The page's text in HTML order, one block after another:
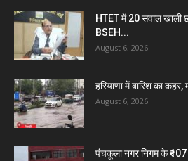
HTET में 20 सवाल खाली
BSEH...
August 6, 2026
हरियाणा में बारिश का
August 6, 2026
पंचकूला नगर निगम के ₹107